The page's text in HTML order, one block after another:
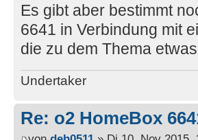
Es gibt aber bestimmt
6641 in Verbindung mit
die zu dem Thema
Undertaker
Re: o2 HomeBox